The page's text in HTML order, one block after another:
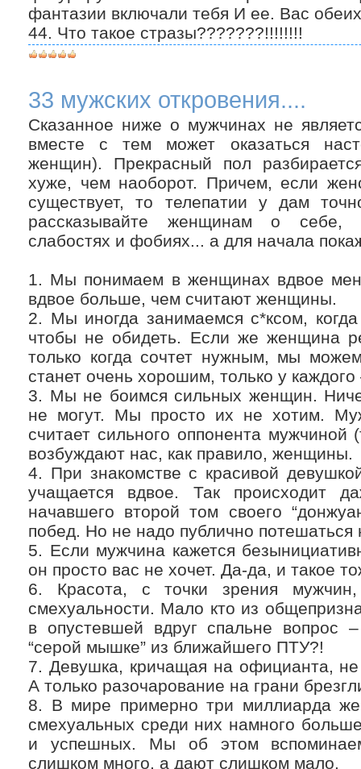
фантазии включали тебя И ее. Вас
44. Что такое стразы???????!!!!!!!!
33 мужских откровения....
Сказанное ниже о мужчинах не
вместе с тем может оказаться
женщин). Прекрасный пол
хуже, чем наоборот. Причем, если
существует, то телепатии у дам
рассказывайте женщинам о себе,
слабостях и фобиях... а для начала
1. Мы понимаем в женщинах вдвое
вдвое больше, чем считают женщины.
2. Мы иногда занимаемся с*ксом,
чтобы не обидеть. Если же женщина
только когда сочтет нужным, мы
станет очень хорошим, только у
3. Мы не боимся сильных женщин.
не могут. Мы просто их не хотим.
считает сильного оппонента мужчиной
возбуждают нас, как правило, женщины.
4. При знакомстве с красивой
учащается вдвое. Так происходит
начавшего второй том своего
побед. Но не надо публично
5. Если мужчина кажется
он просто вас не хочет. Да-да, и такое
6. Красота, с точки зрения
смехуальности. Мало кто из
в опустевшей вдруг спальне вопрос
“серой мышке” из ближайшего ПТУ?!
7. Девушка, кричащая на официанта,
А только разочарование на грани
8. В мире примерно три миллиарда
смехуальных среди них намного
и успешных. Мы об этом
слишком много, а дают слишком мало.